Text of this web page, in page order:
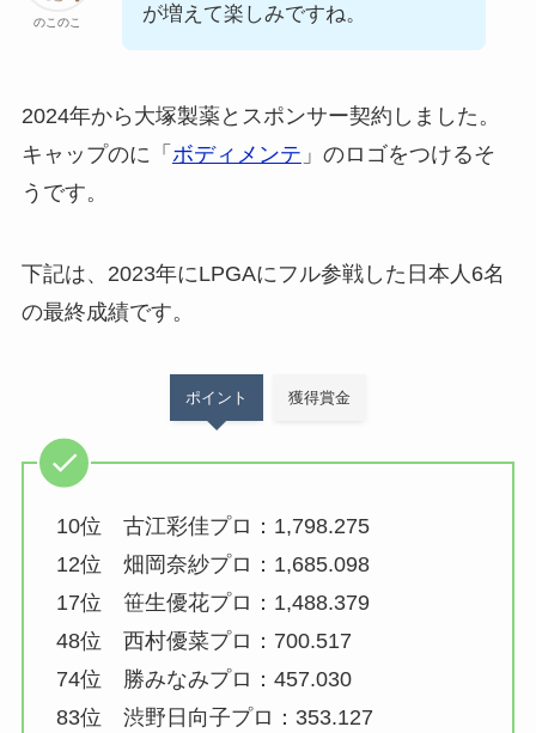
のこのこ
が増えて楽しみですね。
2024年から大塚製薬とスポンサー契約しました。
キャップのに「 ボディメンテ 」のロゴをつけるそ
うです。
下記は、2023年にLPGAにフル参戦した日本人6名
の最終成績です。
ポイント 獲得賞金
10位 古江彩佳プロ：1,798.275
12位 畑岡奈紗プロ：1,685.098
17位 笹生優花プロ：1,488.379
48位 西村優菜プロ：700.517
74位 勝みなみプロ：457.030
83位 渋野日向子プロ：353.127